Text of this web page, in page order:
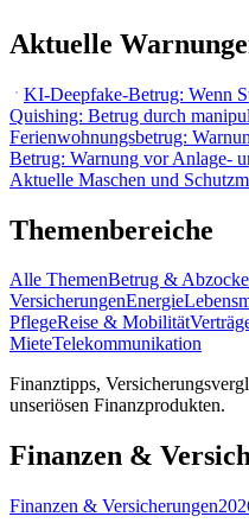
Aktuelle
KI-Deepfake-Betrug: Wenn
Quishing: Betrug durch
Ferienwohnungsbetrug:
Betrug: Warnung vor Anlage-
Aktuelle Maschen und
Themenbereiche
Alle ThemenBetrug & Abzocke
VersicherungenEnergie
PflegeReise & Mobilität
MieteTelekommunikation
Finanztipps,
unseriösen Finanzprodukten.
Finanzen &
Finanzen & Versicherungen